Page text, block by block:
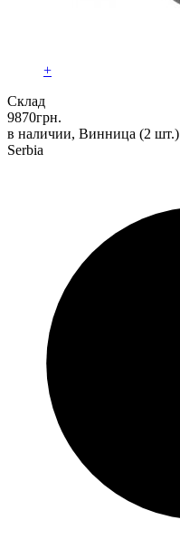
+
Склад
9870грн.
в наличии, Винница (2 шт.)
Serbia